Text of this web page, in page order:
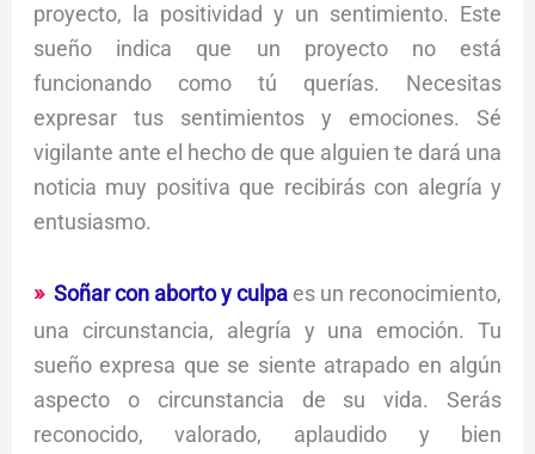
proyecto, la positividad y un sentimiento. Este
sueño indica que un proyecto no está
funcionando como tú querías. Necesitas
expresar tus sentimientos y emociones. Sé
vigilante ante el hecho de que alguien te dará una
noticia muy positiva que recibirás con alegría y
entusiasmo.
Soñar con aborto y culpa es un reconocimiento,
una circunstancia, alegría y una emoción. Tu
sueño expresa que se siente atrapado en algún
aspecto o circunstancia de su vida. Serás
reconocido, valorado, aplaudido y bien